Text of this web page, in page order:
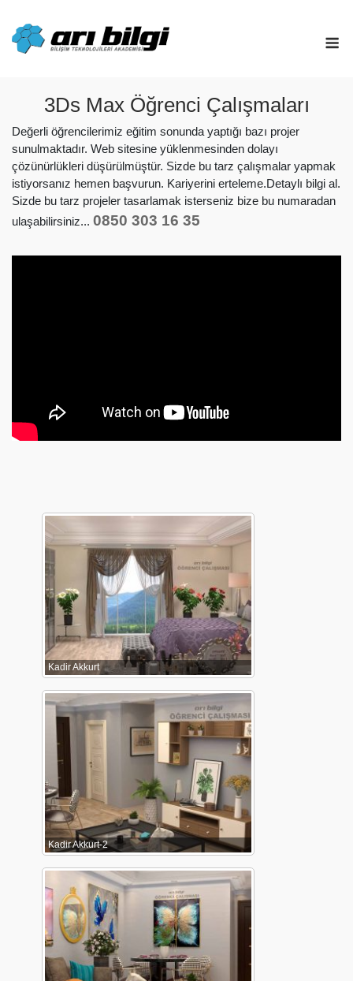
content
3Ds Max Öğrenci Çalışmaları
Değerli öğrencilerimiz eğitim sonunda yaptığı bazı projer
sunulmaktadır. Web sitesine yüklenmesinden dolayı
çözünürlükleri düşürülmüştür. Sizde bu tarz çalışmalar yapmak
istiyorsanız hemen başvurun. Kariyerini erteleme.Detaylı bilgi al.
Sizde bu tarz projeler tasarlamak isterseniz bize bu numaradan
ulaşabilirsiniz... 0850 303 16 35
Kadir Akkurt
Kadir Akkurt-2